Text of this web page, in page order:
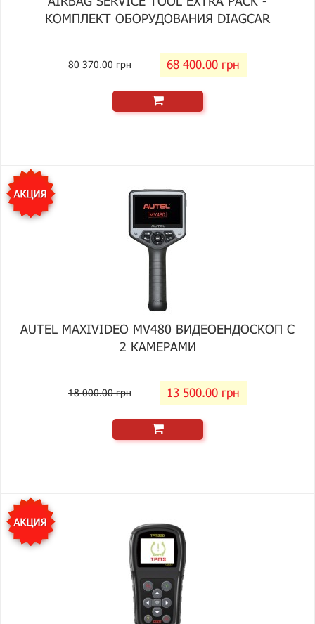
КОМПЛЕКТ ОБОРУДОВАНИЯ DIAGCAR
80 370.00 грн 68 400.00 грн
AUTEL MAXIVIDEO MV480 ВИДЕОЕНДОСКОП С
2 КАМЕРАМИ
18 000.00 грн 13 500.00 грн